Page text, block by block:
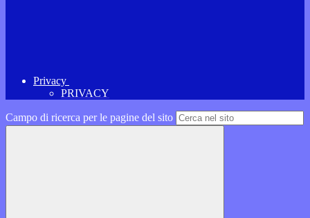
Privacy
PRIVACY
Campo di ricerca per le pagine del sito